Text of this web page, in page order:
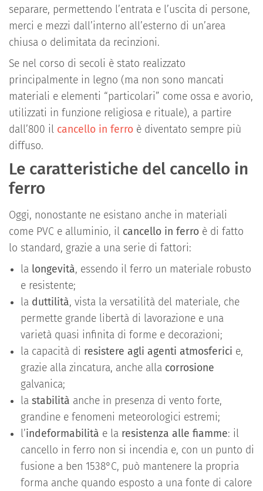
separare, permettendo l’entrata e l’uscita di persone,
merci e mezzi dall’interno all’esterno di un’area
chiusa o delimitata da recinzioni.
Se nel corso di secoli è stato realizzato
principalmente in legno (ma non sono mancati
materiali e elementi “particolari” come ossa e avorio,
utilizzati in funzione religiosa e rituale), a partire
dall’800 il cancello in ferro è diventato sempre più
diffuso.
Le caratteristiche del cancello in
ferro
Oggi, nonostante ne esistano anche in materiali
come PVC e alluminio, il cancello in ferro è di fatto
lo standard, grazie a una serie di fattori:
la longevità, essendo il ferro un materiale robusto
e resistente;
la duttilità, vista la versatilità del materiale, che
permette grande libertà di lavorazione e una
varietà quasi infinita di forme e decorazioni;
la capacità di resistere agli agenti atmosferici e,
grazie alla zincatura, anche alla corrosione
galvanica;
la stabilità anche in presenza di vento forte,
grandine e fenomeni meteorologici estremi;
l’indeformabilità e la resistenza alle fiamme: il
cancello in ferro non si incendia e, con un punto di
fusione a ben 1538°C, può mantenere la propria
forma anche quando esposto a una fonte di calore